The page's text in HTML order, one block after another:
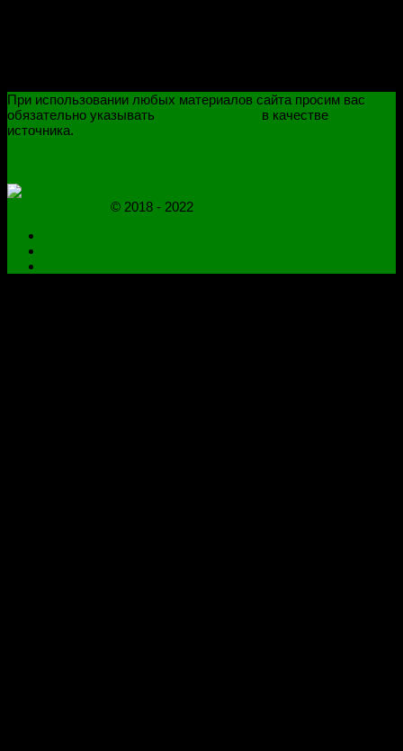
При использовании любых материалов сайта просим вас
обязательно указывать
в качестве
источника.
© 2018 - 2022